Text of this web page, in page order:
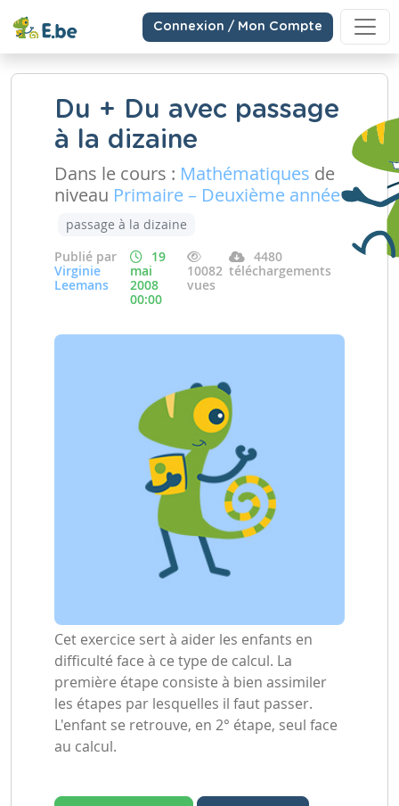
Connexion / Mon Compte
Du + Du avec passage
à la dizaine
Dans le cours : Mathématiques de
niveau Primaire – Deuxième année
passage à la dizaine
Publié par
Virginie
Leemans
19
mai
2008
00:00
10082
vues
4480
téléchargements
Cet exercice sert à aider les enfants en
difficulté face à ce type de calcul. La
première étape consiste à bien assimiler
les étapes par lesquelles il faut passer.
L'enfant se retrouve, en 2° étape, seul face
au calcul.